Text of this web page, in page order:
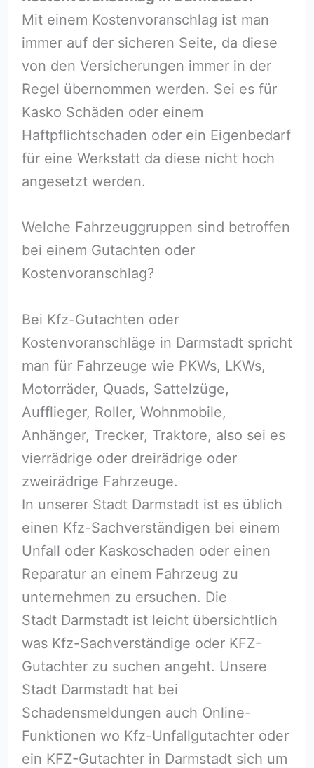
Mit einem Kostenvoranschlag ist man
immer auf der sicheren Seite, da diese
von den Versicherungen immer in der
Regel übernommen werden. Sei es für
Kasko Schäden oder einem
Haftpflichtschaden oder ein Eigenbedarf
für eine Werkstatt da diese nicht hoch
angesetzt werden.
Welche Fahrzeuggruppen sind betroffen
bei einem Gutachten oder
Kostenvoranschlag?
Bei Kfz-Gutachten oder
Kostenvoranschläge in Darmstadt spricht
man für Fahrzeuge wie PKWs, LKWs,
Motorräder, Quads, Sattelzüge,
Aufflieger, Roller, Wohnmobile,
Anhänger, Trecker, Traktore, also sei es
vierrädrige oder dreirädrige oder
zweirädrige Fahrzeuge.
In unserer Stadt Darmstadt ist es üblich
einen Kfz-Sachverständigen bei einem
Unfall oder Kaskoschaden oder einen
Reparatur an einem Fahrzeug zu
unternehmen zu ersuchen. Die
Stadt Darmstadt ist leicht übersichtlich
was Kfz-Sachverständige oder KFZ-
Gutachter zu suchen angeht. Unsere
Stadt Darmstadt hat bei
Schadensmeldungen auch Online-
Funktionen wo Kfz-Unfallgutachter oder
ein KFZ-Gutachter in Darmstadt sich um